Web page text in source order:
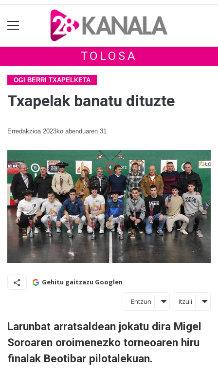
TOLOSA
OGI BERRI TXAPELKETA
Txapelak banatu dituzte
Erredakzioa 2023ko abenduaren 31
Gehitu gaitzazu Googlen
Entzun Itzuli
Larunbat arratsaldean jokatu dira Migel
Soroaren oroimenezko torneoaren hiru
finalak Beotibar pilotalekuan.